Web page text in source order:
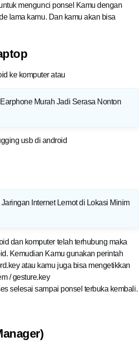
mengunci ponsel Kamu dengan
lama kamu. Dan kamu akan bisa
ke komputer atau
Murah Jadi Serasa Nonton
usb di android
Internet Lemot di Lokasi Minim
dan komputer telah terhubung maka
Kemudian Kamu gunakan perintah
atau kamu juga bisa mengetikkan
/ gesture.key
selesai sampai ponsel terbuka kembali.